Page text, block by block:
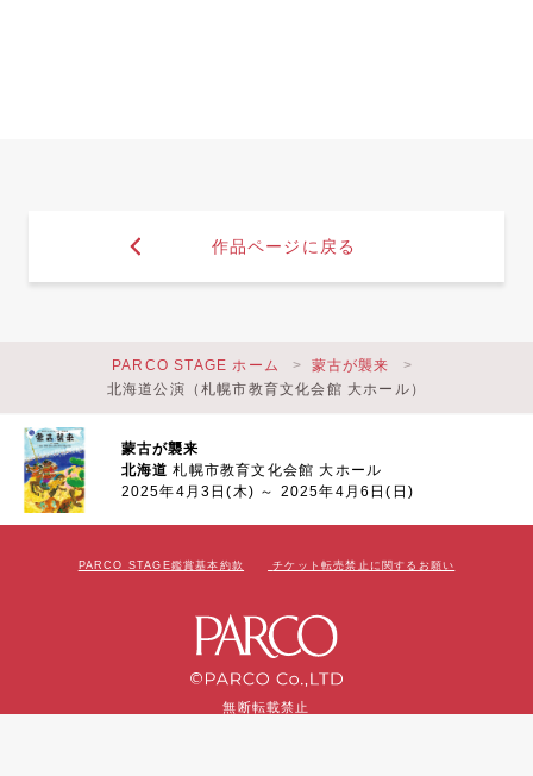
作品ページに戻る
蒙古が襲来
北海道札幌市教育文化会館 大ホール
2025年4月3日(木) ～ 2025年4月6日(日)
PARCO STAGE ホーム
蒙古が襲来
北海道公演（札幌市教育文化会館 大ホール）
PARCO STAGE鑑賞基本約款 チケット転売禁止に関するお願い
無断転載禁止